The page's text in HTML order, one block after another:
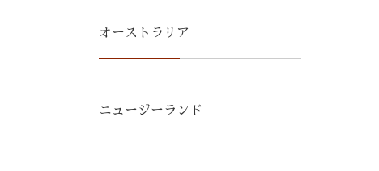
オーストラリア
ニュージーランド